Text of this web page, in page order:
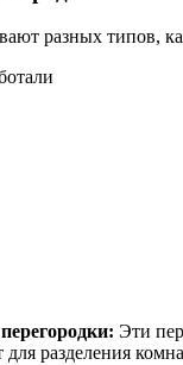
разных типов,
Эти
разделения